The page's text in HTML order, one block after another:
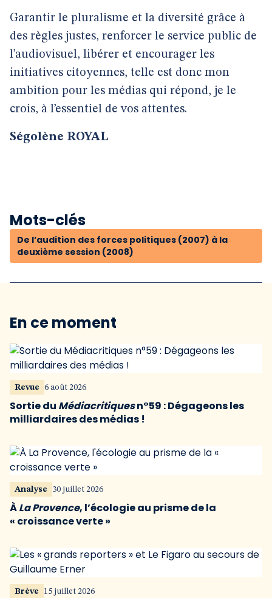
Garantir le pluralisme et la diversité grâce à
des règles justes, renforcer le service public de
l’audiovisuel, libérer et encourager les
initiatives citoyennes, telle est donc mon
ambition pour les médias qui répond, je le
crois, à l’essentiel de vos attentes.
Ségolène ROYAL
Mots-clés
De l’audition des forces politiques (2007) à la
deuxième session (2008)
En ce moment
Revue 6 août 2026
Sortie du Médiacritiquesn°59 : Dégageons les
milliardaires des médias !
Analyse 30 juillet 2026
ÀLa Provence, l’écologie au prisme de la
« croissance verte »
Brève 15 juillet 2026